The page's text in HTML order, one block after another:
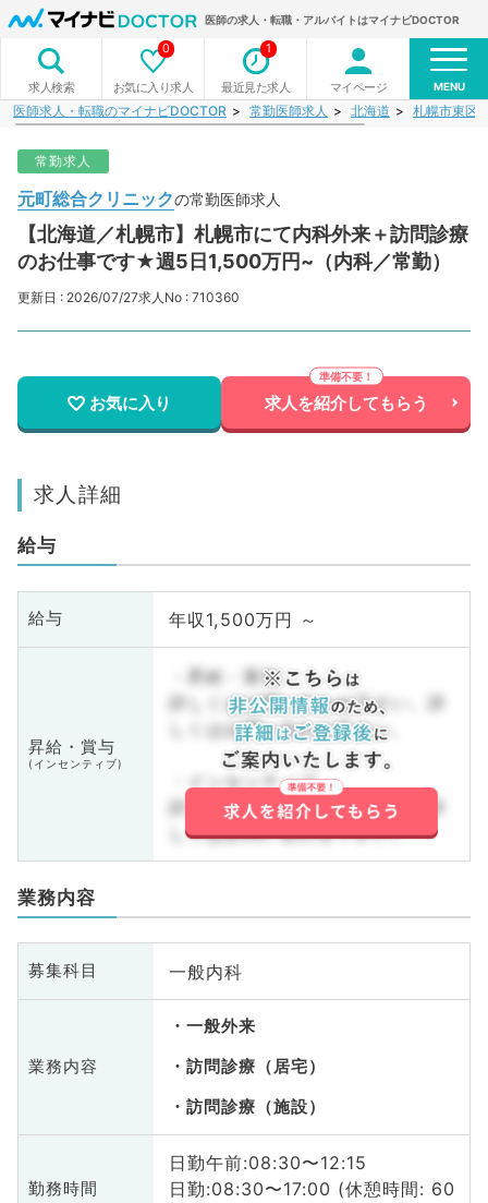
医師の求人・転職・アルバイトはマイナビDOCTOR
求人検索 お気に入り求人
0
最近見た求人
1
マイページ MENU
医師求人・転職のマイナビDOCTOR 常勤医師求人 北海道 札幌市東区
常勤求人
元町総合クリニックの常勤医師求人
【北海道／札幌市】札幌市にて内科外来＋訪問診療
のお仕事です★週5日1,500万円~（内科／常勤）
更新日 : 2026/07/27求人No : 710360
お気に入り 求人を紹介してもらう
求人詳細
給与
給与 年収1,500万円 ～
昇給・賞与
(インセンティブ)
・昇給・賞与
詳しくはお問い合わせ下さい。詳
しくはお問い合わせ下さい。
・インセンティブ
詳しくはお問い合わせ下さい。詳
しくはお問い合わせ下さい。
業務内容
募集科目 一般内科
業務内容
一般外来
訪問診療（居宅）
訪問診療（施設）
勤務時間
日勤午前:08:30〜12:15
日勤:08:30〜17:00 (休憩時間: 60